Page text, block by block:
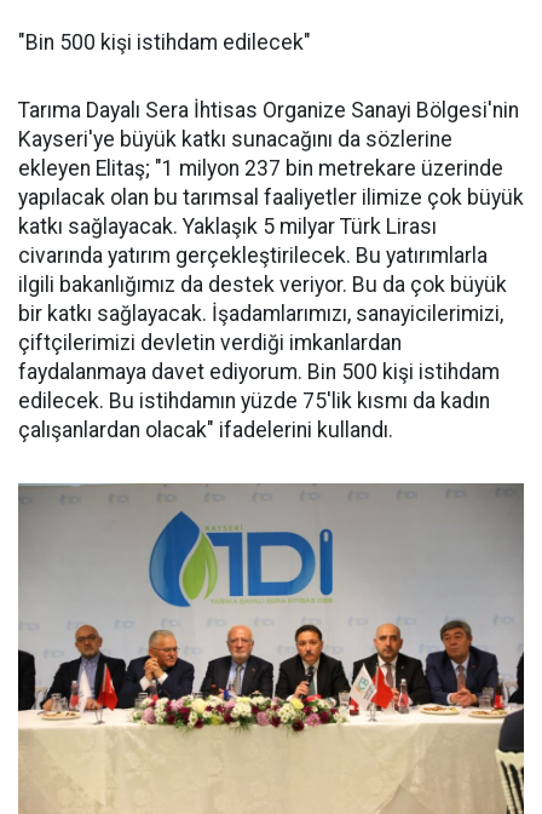
"Bin 500 kişi istihdam edilecek"
Tarıma Dayalı Sera İhtisas Organize Sanayi Bölgesi'nin
Kayseri'ye büyük katkı sunacağını da sözlerine
ekleyen Elitaş; "1 milyon 237 bin metrekare üzerinde
yapılacak olan bu tarımsal faaliyetler ilimize çok büyük
katkı sağlayacak. Yaklaşık 5 milyar Türk Lirası
civarında yatırım gerçekleştirilecek. Bu yatırımlarla
ilgili bakanlığımız da destek veriyor. Bu da çok büyük
bir katkı sağlayacak. İşadamlarımızı, sanayicilerimizi,
çiftçilerimizi devletin verdiği imkanlardan
faydalanmaya davet ediyorum. Bin 500 kişi istihdam
edilecek. Bu istihdamın yüzde 75'lik kısmı da kadın
çalışanlardan olacak" ifadelerini kullandı.